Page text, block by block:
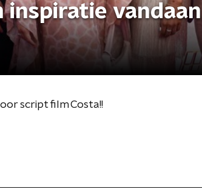
inspiratie vandaan
script film Costa!!